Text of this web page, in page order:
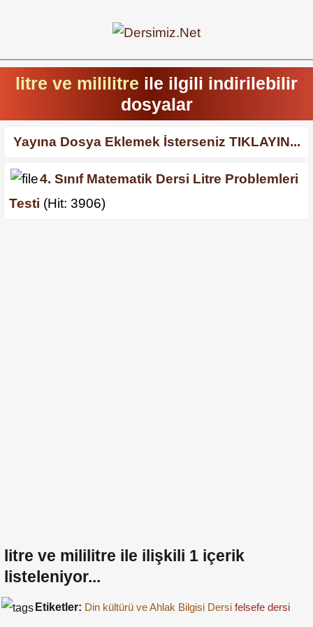
litre ve mililitre ile ilgili indirilebilir
dosyalar
Yayına Dosya Eklemek İsterseniz TIKLAYIN...
4. Sınıf Matematik Dersi Litre Problemleri
Testi (Hit: 3906)
litre ve mililitre ile ilişkili 1 içerik
listeleniyor...
Etiketler: Din kültürü ve Ahlak Bilgisi Dersi felsefe dersi